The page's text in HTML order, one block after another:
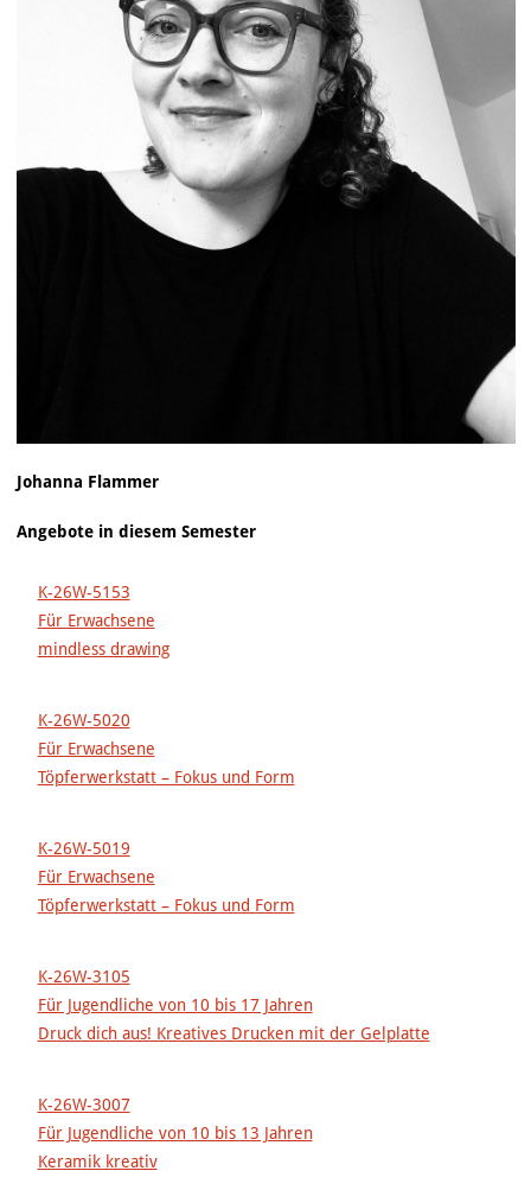
Johanna Flammer
Angebote in diesem Semester
K-26W-5153
Für Erwachsene
mindless drawing
K-26W-5020
Für Erwachsene
Töpferwerkstatt – Fokus und Form
K-26W-5019
Für Erwachsene
Töpferwerkstatt – Fokus und Form
K-26W-3105
Für Jugendliche von 10 bis 17 Jahren
Druck dich aus! Kreatives Drucken mit der Gelplatte
K-26W-3007
Für Jugendliche von 10 bis 13 Jahren
Keramik kreativ